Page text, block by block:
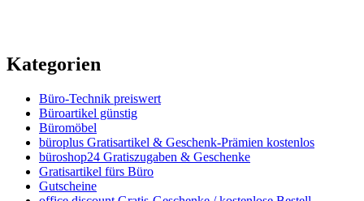
Kategorien
Büro-Technik preiswert
Büroartikel günstig
Büromöbel
büroplus Gratisartikel & Geschenk-Prämien kostenlos
büroshop24 Gratiszugaben & Geschenke
Gratisartikel fürs Büro
Gutscheine